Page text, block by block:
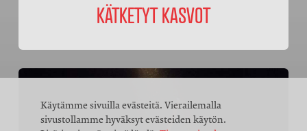
KÄTKETYT KASVOT
Käytämme sivuilla evästeitä. Vierailemalla
sivustollamme hyväksyt evästeiden käytön.